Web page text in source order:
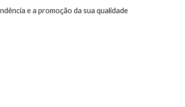
e a promoção da sua qualidade